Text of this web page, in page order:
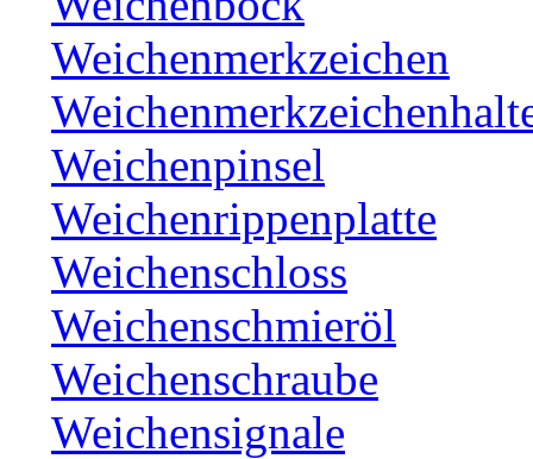
Weichenmerkzeichen
Weichenpinsel
Weichenrippenplatte
Weichenschloss
Weichenschmieröl
Weichenschraube
Weichensignale